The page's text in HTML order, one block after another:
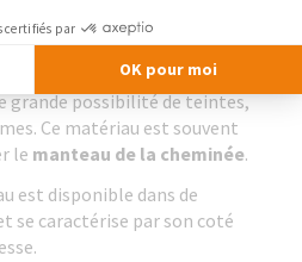
avec un coté rustique.
carrelage ou faïence, facile à
grande possibilité de teintes,
Ce matériau est souvent
le manteau de la cheminée.
est disponible dans de
se caractérise par son coté
certifiés par
OK pour moi